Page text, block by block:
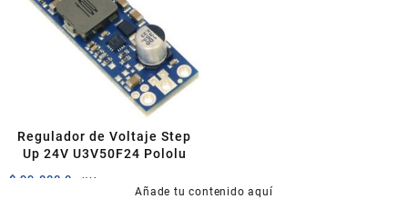
opciones
producto
Regulador de Voltaje Step
Up 24V U3V50F24 Pololu
$ 99.000,0 +IVA
Añade tu contenido aquí